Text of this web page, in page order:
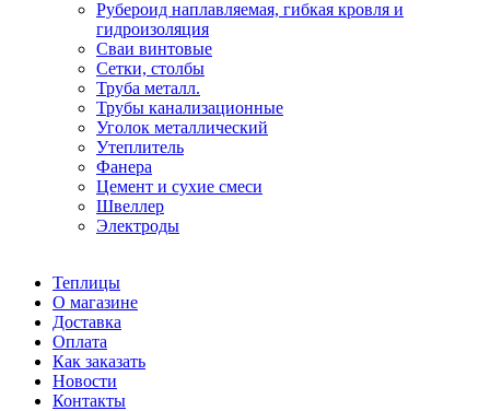
Рубероид наплавляемая, гибкая кровля и
гидроизоляция
Сваи винтовые
Сетки, столбы
Труба металл.
Трубы канализационные
Уголок металлический
Утеплитель
Фанера
Цемент и сухие смеси
Швеллер
Электроды
Теплицы
О магазине
Доставка
Оплата
Как заказать
Новости
Контакты